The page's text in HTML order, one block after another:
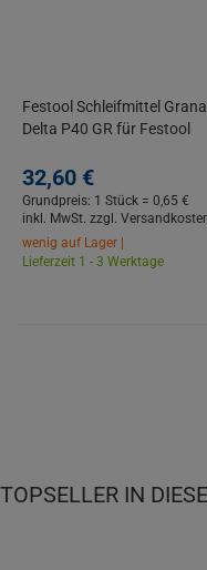
Festool Schleifmittel
Delta P40 GR für Festool
32,60 €
Grundpreis: 1 Stück = 0,65 €
inkl. MwSt. zzgl.
wenig auf Lager |
Lieferzeit 1 - 3 Werktage
TOPSELLER IN